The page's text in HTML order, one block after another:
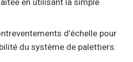
en utilisant la simple
d’échelle pour
du système de palettiers.